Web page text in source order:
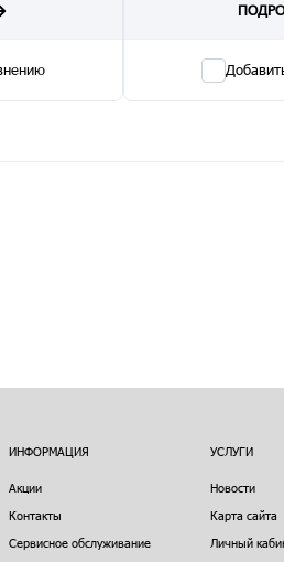
ИНФОРМАЦИЯ
Акции
Контакты
Сервисное обслуживание
УСЛУГИ
Новости
Карта сайта
Личный